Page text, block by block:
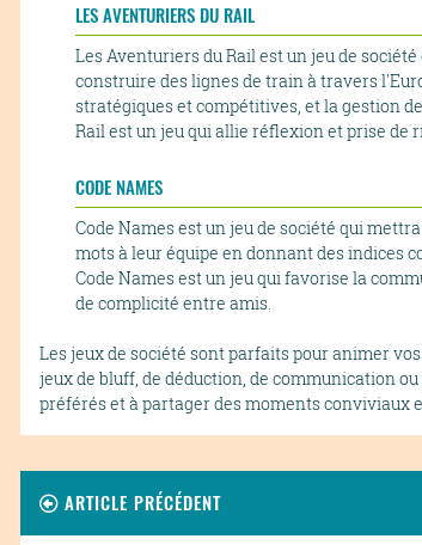
LES AVENTURIERS DU RAIL
Les Aventuriers du Rail est un jeu de
construire des lignes de train à travers
stratégiques et compétitives, et la gestion
Rail est un jeu qui allie réflexion et prise de
CODE NAMES
Code Names est un jeu de société qui
mots à leur équipe en donnant des indices
Code Names est un jeu qui favorise la
de complicité entre amis.
Les jeux de société sont parfaits pour animer
jeux de bluff, de déduction, de communication
préférés et à partager des moments conviviaux
ARTICLE PRÉCÉDENT